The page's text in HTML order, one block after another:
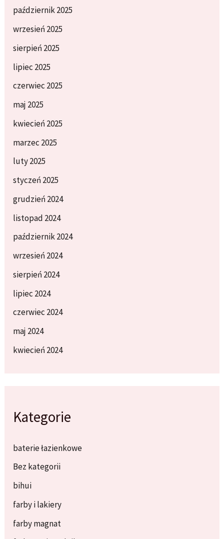
październik 2025
wrzesień 2025
sierpień 2025
lipiec 2025
czerwiec 2025
maj 2025
kwiecień 2025
marzec 2025
luty 2025
styczeń 2025
grudzień 2024
listopad 2024
październik 2024
wrzesień 2024
sierpień 2024
lipiec 2024
czerwiec 2024
maj 2024
kwiecień 2024
Kategorie
baterie łazienkowe
Bez kategorii
bihui
farby i lakiery
farby magnat